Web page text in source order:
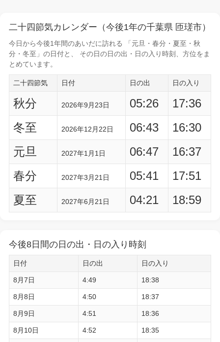
二十四節気カレンダー（今後1年の千葉県 匝瑳市）
今日から今後1年間のあいだに訪れる 「元旦・春分・夏至・秋
分・冬至」の日付と、 その日の日の出・日の入り時刻
、方位をま
とめています。
二十四節気 日付 日の出 日の入り
秋分 2026年9月23日 05:26
17:36
冬至
2026年12月22日 06:43
16:30
元旦
2027年1月1日 06:47
16:37
春分
2027年3月21日 05:41
17:51
夏至
2027年6月21日 04:21 18:59
今後8日間の日の出・日の入り時刻
日付 日の出 日の入り
8月7日 4:49 18:38
8月8日 4:50 18:37
8月9日 4:51 18:36
8月10日 4:52 18:35